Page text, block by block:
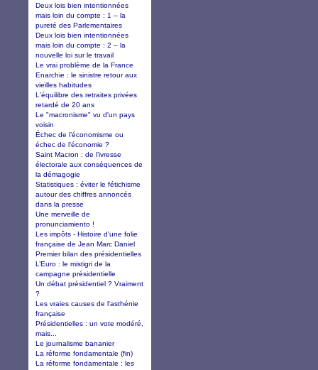
Deux lois bien intentionnées
mais loin du compte : 1 – la
pureté des Parlementaires
Deux lois bien intentionnées
mais loin du compte : 2 – la
nouvelle loi sur le travail
Le vrai problème de la France
Enarchie : le sinistre retour aux
vieilles habitudes
L'équilibre des retraites privées
retardé de 20 ans
Le "macronisme" vu d'un pays
voisin
Échec de l’économisme ou
échec de l’économie ?
Saint Macron : de l’ivresse
électorale aux conséquences de
la démagogie
Statistiques : éviter le fétichisme
autour des chiffres annoncés
dans la presse
Une merveille de
pronunciamiento !
Les impôts - Histoire d'une folie
française de Jean Marc Daniel
Premier bilan des présidentielles
L’Euro : le mistigri de la
campagne présidentielle
Un débat présidentiel ? Vraiment
?
Les vraies causes de l'asthénie
française
Présidentielles : un vote modéré,
mais...
Le journalisme bananier
La réforme fondamentale (fin)
La réforme fondamentale : les